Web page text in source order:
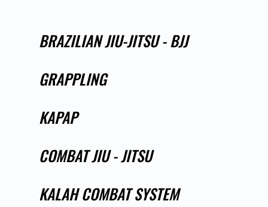
BRAZILIAN JIU-JITSU - BJJ
GRAPPLING
KAPAP
COMBAT JIU - JITSU
KALAH COMBAT SYSTEM